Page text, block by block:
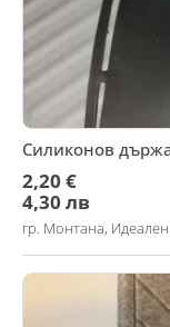
Силиконов
2,20 €
4,30 лв
гр. Монтана, Идеален